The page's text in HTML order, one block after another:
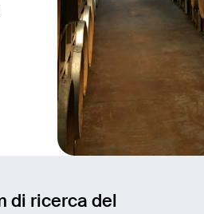
di ricerca del